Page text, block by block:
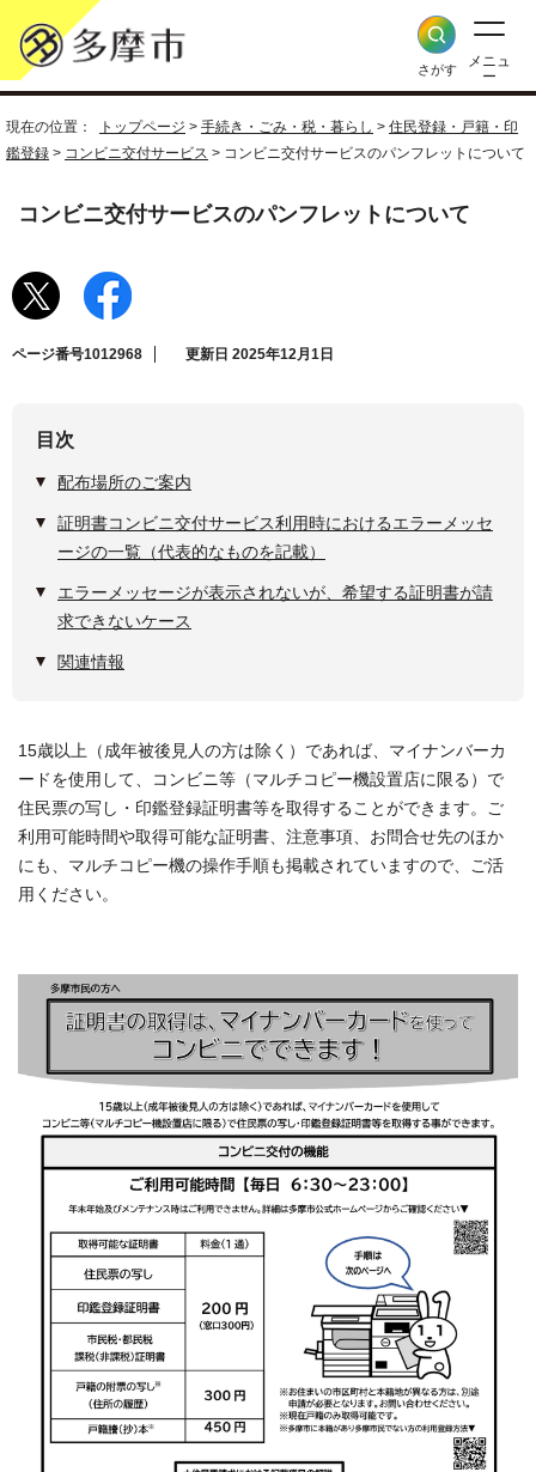
さがす
メニュ
ー
現在の位置： トップページ > 手続き・ごみ・税・暮らし > 住民登録・戸籍・印
鑑登録 > コンビニ交付サービス > コンビニ交付サービスのパンフレットについて
コンビニ交付サービスのパンフレットについて
ページ番号1012968 更新日 2025年12月1日
目次
配布場所のご案内
証明書コンビニ交付サービス利用時におけるエラーメッセ
ージの一覧（代表的なものを記載）
エラーメッセージが表示されないが、希望する証明書が請
求できないケース
関連情報
15歳以上（成年被後見人の方は除く）であれば、マイナンバーカ
ードを使用して、コンビニ等（マルチコピー機設置店に限る）で
住民票の写し・印鑑登録証明書等を取得することができます。ご
利用可能時間や取得可能な証明書、注意事項、お問合せ先のほか
にも、マルチコピー機の操作手順も掲載されていますので、ご活
用ください。